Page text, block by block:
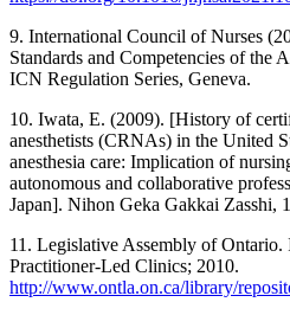
9. International Council of Nurses
Standards and Competencies of the
ICN Regulation Series, Geneva.
10. Iwata, E. (2009). [History of
anesthetists (CRNAs) in the United
anesthesia care: Implication of
autonomous and collaborative
Japan]. Nihon Geka Gakkai Zasshi,
11. Legislative Assembly of
Practitioner-Led Clinics; 2010.
http://www.ontla.on.ca/library/